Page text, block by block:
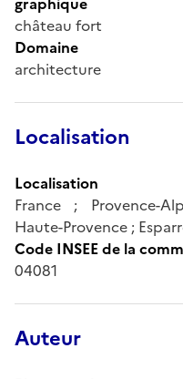
château fort
Domaine
architecture
Localisation
Localisation
France ; Provence-
Haute-Provence ;
Code INSEE de la
04081
Auteur